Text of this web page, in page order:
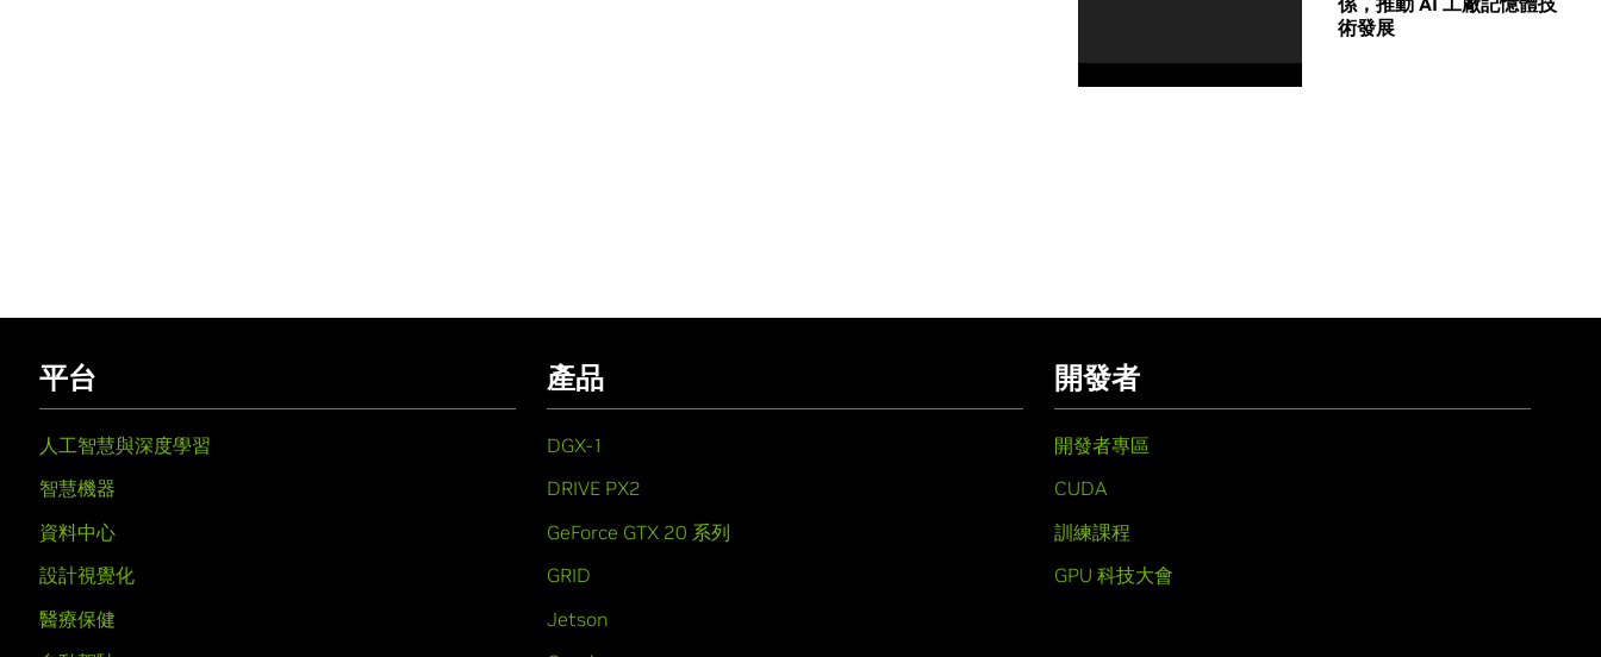
術發展
平台
人工智慧與深度學習
智慧機器
資料中心
設計視覺化
醫療保健
產品
DGX-1
DRIVE PX2
GeForce GTX 20 系列
GRID
Jetson
開發者
開發者專區
CUDA
訓練課程
GPU 科技大會